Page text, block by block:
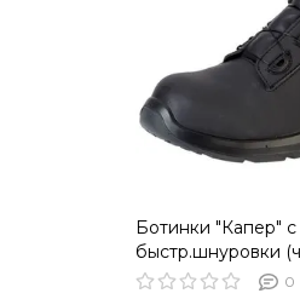
Ботинки "Капер"
быстр.шнуровки
КП
0